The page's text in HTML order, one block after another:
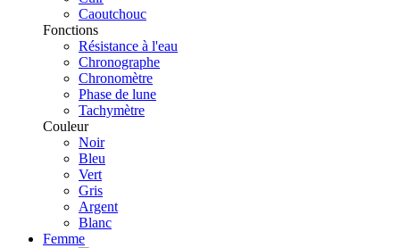
Caoutchouc
Fonctions
Résistance à l'eau
Chronographe
Chronomètre
Phase de lune
Tachymètre
Couleur
Noir
Bleu
Vert
Gris
Argent
Blanc
Femme